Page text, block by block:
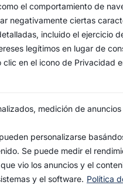
el comportamiento de
negativamente ciertas
incluido el ejercicio
legítimos en lugar de
en el icono de Privacidad
medición de
personalizarse
Se puede medir el
vio los anuncios y el
y el software. Política
del Santo Lignum
de Paula y Santas
Rufina.
Capilla: C. San Jacinto, 41
C/ Jesús de las
© 2022